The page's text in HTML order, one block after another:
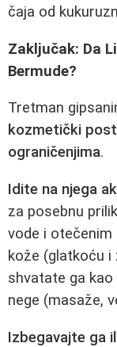
čaja od
Zaključak: Da
Bermude?
Tretman
kozmetički
ograničenjima.
Idite na njega
za posebnu
vode i otečenim
kože (glatkoću i
shvatate ga
negе (masaže,
Izbegavajte ga